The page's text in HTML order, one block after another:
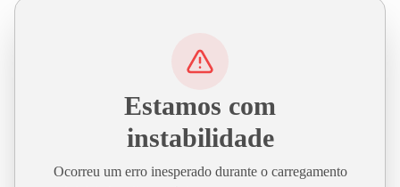
Estamos com
instabilidade
Ocorreu um erro inesperado durante o carregamento